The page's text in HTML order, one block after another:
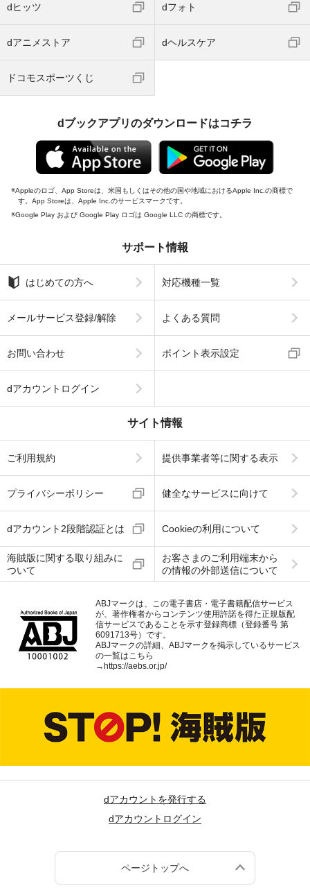
dヒッツ dフォト
dアニメストア dヘルスケア
ドコモスポーツくじ
dブックアプリのダウンロードはコチラ
Appleのロゴ、App Storeは、米国もしくはその他の国や地域におけるApple Inc.の商標で
す。App Storeは、Apple Inc.のサービスマークです。
Google Play および Google Play ロゴは Google LLC の商標です。
サポート情報
はじめての方へ 対応機種一覧
メールサービス登録/解除 よくある質問
お問い合わせ ポイント表示設定
dアカウントログイン
サイト情報
ご利用規約 提供事業者等に関する表示
プライバシーポリシー 健全なサービスに向けて
dアカウント2段階認証とは Cookieの利用について
海賊版に関する取り組みに
ついて
お客さまのご利用端末から
の情報の外部送信について
ABJマークは、この電子書店・電子書籍配信サービス
が、著作権者からコンテンツ使用許諾を得た正規版配
信サービスであることを示す登録商標（登録番号 第
6091713号）です。
ABJマークの詳細、ABJマークを掲示しているサービス
の一覧はこちら
→ https://aebs.or.jp/
dアカウントを発行する
dアカウントログイン
ページトップへ